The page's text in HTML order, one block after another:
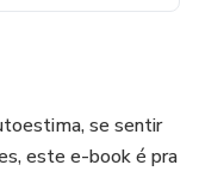
se sentir
este e-book é pra